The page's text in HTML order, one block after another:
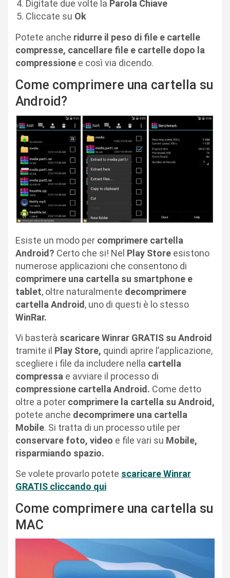
Digitate due volte la Parola Chiave
Cliccate su Ok
Potete anche ridurre il peso di file e cartelle
compresse, cancellare file e cartelle dopo la
compressione e così via dicendo.
Come comprimere una cartella su
Android?
Esiste un modo per comprimere cartella
Android? Certo che si! Nel Play Store esistono
numerose applicazioni che consentono di
comprimere una cartella su smartphone e
tablet, oltre naturalmente decomprimere
cartella Android , uno di questi è lo stesso
WinRar.
Vi basterà scaricare Winrar GRATIS su Android
tramite il Play Store, quindi aprire l’applicazione,
scegliere i file da includere nella cartella
compressa e avviare il processo di
compressione cartella Android. Come detto
oltre a poter comprimere la cartella su Android,
potete anche decomprimere una cartella
Mobile. Si tratta di un processo utile per
conservare foto, video e file vari su Mobile,
risparmiando spazio.
Se volete provarlo potete scaricare Winrar
GRATIS cliccando qui
Come comprimere una cartella su
MAC